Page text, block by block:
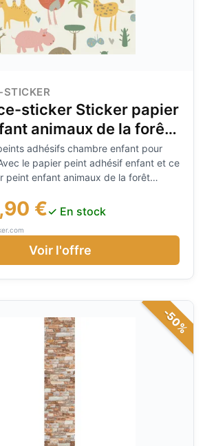
sticker Sticker papier
animaux de la forêt
adhésifs chambre enfant pour
le papier peint adhésif enfant et ce
peint enfant animaux de la forêt
enfant à votre guise ! Dimension
adhésifs chambre enfant
€✓ En stock
Voir l'offre
-50%